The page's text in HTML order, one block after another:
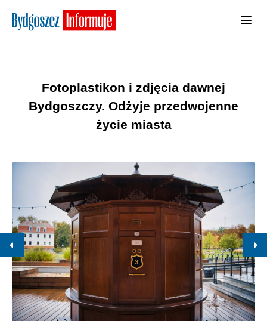
Fotoplastikon i zdjęcia dawnej
Bydgoszczy. Odżyje przedwojenne
życie miasta